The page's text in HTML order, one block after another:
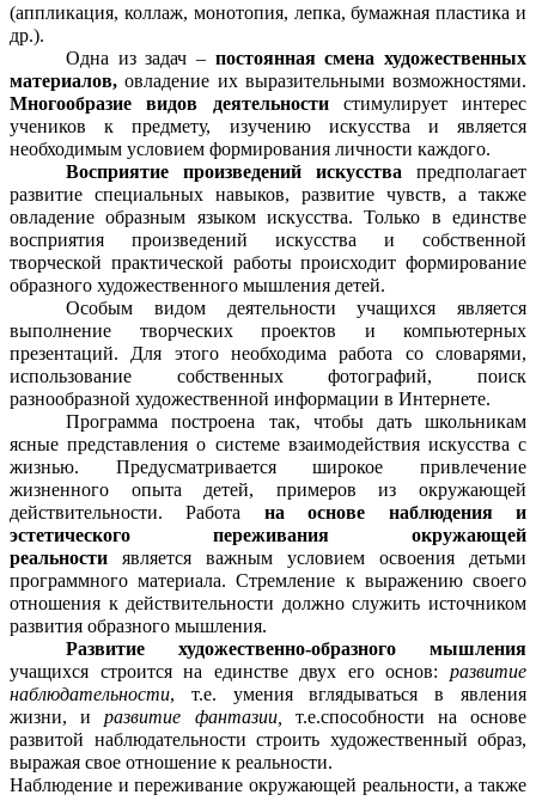
(аппликация, коллаж, монотопия, лепка, бумажная пластика и
др.).
Одна из задач – постоянная смена художественных
материалов, овладение их выразительными возможностями.
Многообразие видов деятельностистимулирует интерес
учеников к предмету, изучению искусства и является
необходимым условием формирования личности каждого.
Восприятие произведений искусства предполагает
развитие специальных навыков, развитие чувств, а также
овладение образным языком искусства. Только в единстве
восприятия произведений искусства и собственной
творческой практической работы происходит формирование
образного художественного мышления детей.
Особым видом деятельности учащихся является
выполнение творческих проектов и компьютерных
презентаций. Для этого необходима работа со словарями,
использование собственных фотографий, поиск
разнообразной художественной информации в Интернете.
Программа построена так, чтобы дать школьникам
ясные представления о системе взаимодействия искусства с
жизнью. Предусматривается широкое привлечение
жизненного опыта детей, примеров из окружающей
действительности. Работа на основе наблюдения и
эстетического переживания окружающей
реальности является важным условием освоения детьми
программного материала. Стремление к выражению своего
отношения к действительности должно служить источником
развития образного мышления.
Развитие художественно-образного мышления
учащихся строится на единстве двух его основ: развитие
наблюдательности, т.е. умения вглядываться в явления
жизни, и развитие фантазии, т.е.способности на основе
развитой наблюдательности строить художественный образ,
выражая свое отношение к реальности.
Наблюдение и переживание окружающей реальности, а также